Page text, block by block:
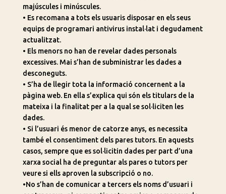
majúscules i minúscules.
• Es recomana a tots els usuaris disposar en els seus
equips de programari antivirus instal·lat i degudament
actualitzat.
• Els menors no han de revelar dades personals
excessives. Mai s’han de subministrar les dades a
desconeguts.
• S’ha de llegir tota la informació concernent a la
pàgina web. En ella s’explica qui són els titulars de la
mateixa i la finalitat per a la qual se sol·liciten les
dades.
• Si l’usuari és menor de catorze anys, es necessita
també el consentiment dels pares tutors. En aquests
casos, sempre que es sol·licitin dades per part d’una
xarxa social ha de preguntar als pares o tutors per
veure si ells aproven la subscripció o no.
•No s’han de comunicar a tercers els noms d’usuari i